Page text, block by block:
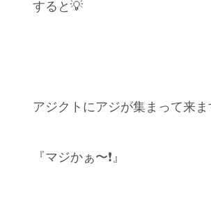
すると💡
アジクトにアジが集まって来ま
『マジかぁ〜❗️』